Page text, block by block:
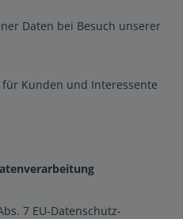
Daten bei Besuch unserer
Kunden und Interessente
7 EU-Datenschutz-